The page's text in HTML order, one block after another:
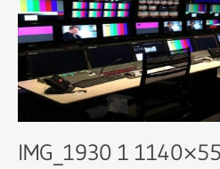
IMG_1930 1